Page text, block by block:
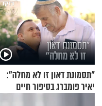
"תסמונת דאון זו לא מחלה":
יאיר פומברג בסיפור חיים